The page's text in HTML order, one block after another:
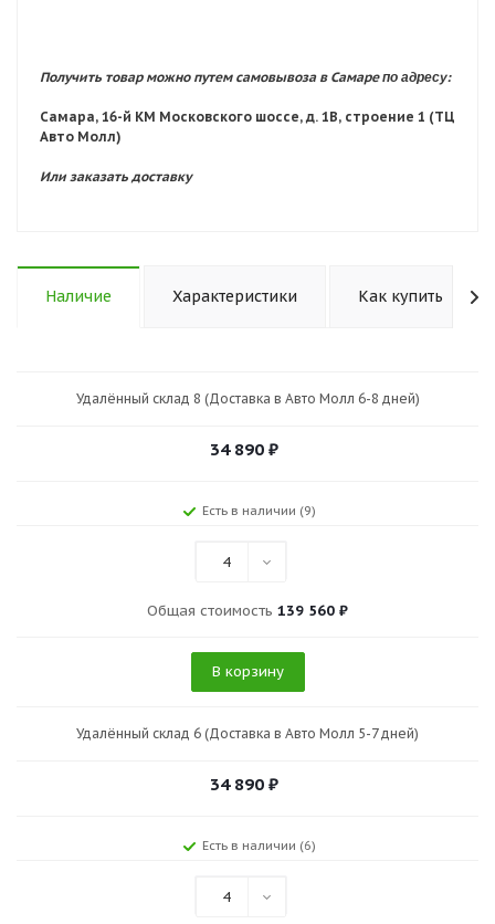
Получить товар можно путем самовывоза в Самарепо адресу:
Самара, 16-й КМ Московского шоссе, д. 1В, строение 1 (ТЦ
Авто Молл)
Или заказать доставку
Наличие Характеристики Как купить
Удалённый склад 8 (Доставка в Авто Молл 6-8 дней)
34 890₽
Есть в наличии (9)
4
Общая стоимость 139 560 ₽
В корзину
Удалённый склад 6 (Доставка в Авто Молл 5-7 дней)
34 890₽
Есть в наличии (6)
4